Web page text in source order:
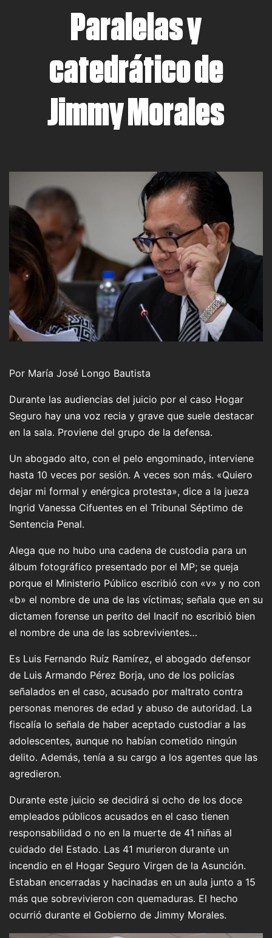
Paralelas y
catedrático de
Jimmy Morales
Por María José Longo Bautista
Durante las audiencias del juicio por el caso Hogar
Seguro hay una voz recia y grave que suele destacar
en la sala. Proviene del grupo de la defensa.
Un abogado alto, con el pelo engominado, interviene
hasta 10 veces por sesión. A veces son más. «Quiero
dejar mi formal y enérgica protesta», dice a la jueza
Ingrid Vanessa Cifuentes en el Tribunal Séptimo de
Sentencia Penal.
Alega que no hubo una cadena de custodia para un
álbum fotográfico presentado por el MP; se queja
porque el Ministerio Público escribió con «v» y no con
«b» el nombre de una de las víctimas; señala que en su
dictamen forense un perito del Inacif no escribió bien
el nombre de una de las sobrevivientes…
Es Luis Fernando Ruíz Ramírez, el abogado defensor
de Luis Armando Pérez Borja, uno de los policías
señalados en el caso, acusado por maltrato contra
personas menores de edad y abuso de autoridad. La
fiscalía lo señala de haber aceptado custodiar a las
adolescentes, aunque no habían cometido ningún
delito. Además, tenía a su cargo a los agentes que las
agredieron.
Durante este juicio se decidirá si ocho de los doce
empleados públicos acusados en el caso tienen
responsabilidad o no en la muerte de 41 niñas al
cuidado del Estado. Las 41 murieron durante un
incendio en el Hogar Seguro Virgen de la Asunción.
Estaban encerradas y hacinadas en un aula junto a 15
más que sobrevivieron con quemaduras. El hecho
ocurrió durante el Gobierno de Jimmy Morales.